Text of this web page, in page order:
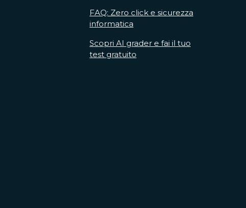
FAQ: Zero click e sicurezza
informatica
Scopri AI grader e fai il tuo
test gratuito